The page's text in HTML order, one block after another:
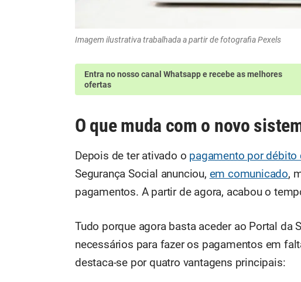
Imagem ilustrativa trabalhada a partir de fotografia Pexels
Entra no nosso canal Whatsappe recebe as melhores
ofertas
O que muda com o novo
Depois de ter ativado o pagamento por débito
Segurança Social anunciou, em comunicado,
pagamentos. A partir de agora, acabou o
Tudo porque agora basta aceder ao Portal da
necessários para fazer os pagamentos em
destaca-se por quatro vantagens principais: